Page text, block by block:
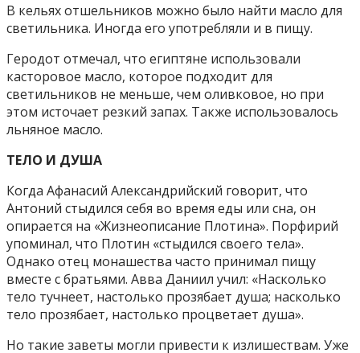
В кельях отшельников можно было найти масло для
светильника. Иногда его употребляли и в пищу.
Геродот отмечал, что египтяне использовали
касторовое масло, которое подходит для
светильников не меньше, чем оливковое, но при
этом источает резкий запах. Также использовалось
льняное масло.
ТЕЛО И ДУША
Когда Афанасий Александрийский говорит, что
Антоний стыдился себя во время еды или сна, он
опирается на «Жизнеописание Плотина». Порфирий
упоминал, что Плотин «стыдился своего тела».
Однако отец монашества часто принимал пищу
вместе с братьями. Авва Даниил учил: «Насколько
тело тучнеет, настолько прозябает душа; насколько
тело прозябает, настолько процветает душа».
Но такие заветы могли привести к излишествам. Уже